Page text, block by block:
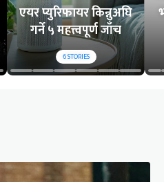
एयर प्युरिफायर किन्नुअघि
गर्ने ५ महत्त्वपूर्ण जाँच
6STORIES